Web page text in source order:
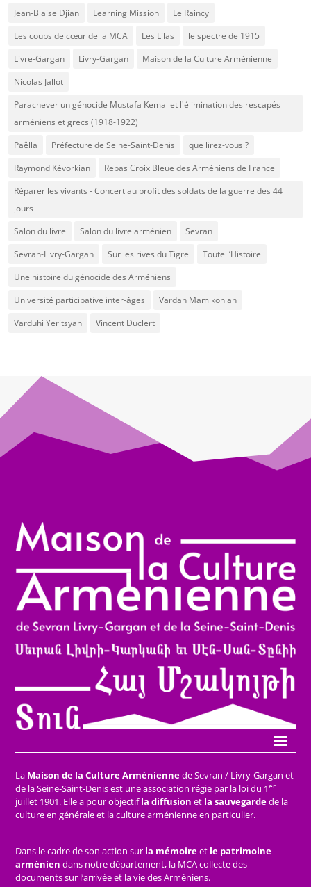
Jean-Blaise Djian
Learning Mission
Le Raincy
Les coups de cœur de la MCA
Les Lilas
le spectre de 1915
Livre-Gargan
Livry-Gargan
Maison de la Culture Arménienne
Nicolas Jallot
Parachever un génocide Mustafa Kemal et l'élimination des rescapés
arméniens et grecs (1918-1922)
Paëlla
Préfecture de Seine-Saint-Denis
que lirez-vous ?
Raymond Kévorkian
Repas Croix Bleue des Arméniens de France
Réparer les vivants - Concert au profit des soldats de la guerre des 44
jours
Salon du livre
Salon du livre arménien
Sevran
Sevran-Livry-Gargan
Sur les rives du Tigre
Toute l’Histoire
Une histoire du génocide des Arméniens
Université participative inter-âges
Vardan Mamikonian
Varduhi Yeritsyan
Vincent Duclert
La Maison de la Culture Arméniennede Sevran / Livry-Gargan et
de la Seine-Saint-Denis est une association régie par la loi du 1er
juillet 1901. Elle a pour objectifla diffusion et la sauvegardede la
culture en générale et la culture arménienne en particulier.
Dans le cadre de son action sur la mémoireet le patrimoine
arménien dans notre département, la MCA collecte des
documents sur l’arrivée et la vie des Arméniens.